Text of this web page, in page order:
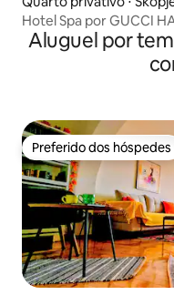
Hotel Spa por GUCCI
Aluguel por
Preferido dos hóspedes
Preferido dos hóspedes